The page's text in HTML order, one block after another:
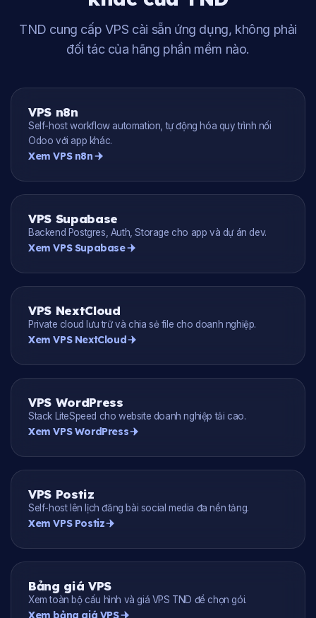
TND cung cấp VPS cài sẵn ứng dụng, không phải
đối tác của hãng phần mềm nào.
VPS n8n
Self-host workflow automation, tự động hóa quy trình nối
Odoo với app khác.
Xem VPS n8n
VPS Supabase
Backend Postgres, Auth, Storage cho app và dự án dev.
Xem VPS Supabase
VPS NextCloud
Private cloud lưu trữ và chia sẻ file cho doanh nghiệp.
Xem VPS NextCloud
VPS WordPress
Stack LiteSpeed cho website doanh nghiệp tải cao.
Xem VPS WordPress
VPS Postiz
Self-host lên lịch đăng bài social media đa nền tảng.
Xem VPS Postiz
Bảng giá VPS
Xem toàn bộ cấu hình và giá VPS TND để chọn gói.
Xem bảng giá VPS